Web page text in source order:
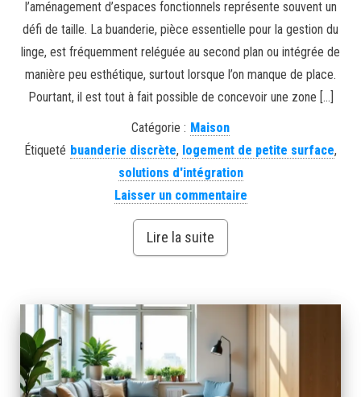
l’aménagement d’espaces fonctionnels représente souvent un
défi de taille. La buanderie, pièce essentielle pour la gestion du
linge, est fréquemment reléguée au second plan ou intégrée de
manière peu esthétique, surtout lorsque l’on manque de place.
Pourtant, il est tout à fait possible de concevoir une zone […]
Catégorie : Maison
Étiqueté buanderie discrète, logement de petite surface,
solutions d'intégration
Laisser un commentaire
Lire la suite